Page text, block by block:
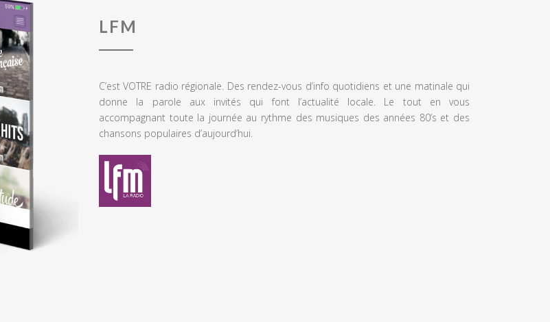
LFM
C’est VOTRE radio régionale. Des rendez-vous d’info quotidiens et une matinale qui
donne la parole aux invités qui font l’actualité locale. Le tout en vous
accompagnant toute la journée au rythme des musiques des années 80’s et des
chansons populaires d’aujourd’hui.